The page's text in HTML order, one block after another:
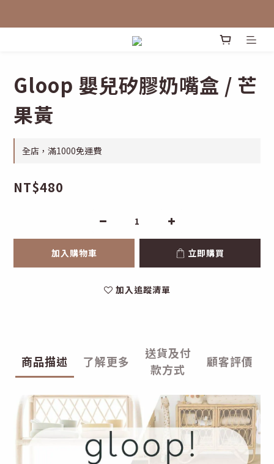
Gloop 嬰兒矽膠奶嘴盒 / 芒
果黃
全店，滿1000免運費
NT$480
加入購物車 立即購買
加入追蹤清單
商品描述 了解更多
送貨及付
款方式
顧客評價